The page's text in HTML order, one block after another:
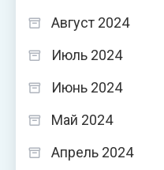
Август 2024
Июль 2024
Июнь 2024
Май 2024
Апрель 2024